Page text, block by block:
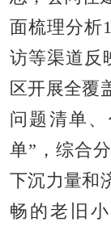
面梳理分析
访等渠道反
区开展全覆
问题清单
单”，综合
下沉力量
畅的老旧